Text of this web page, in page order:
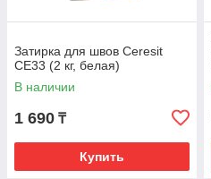
Затирка для швов Ceresit
CE33 (2 кг, белая)
В наличии
1 690 ₸
Купить